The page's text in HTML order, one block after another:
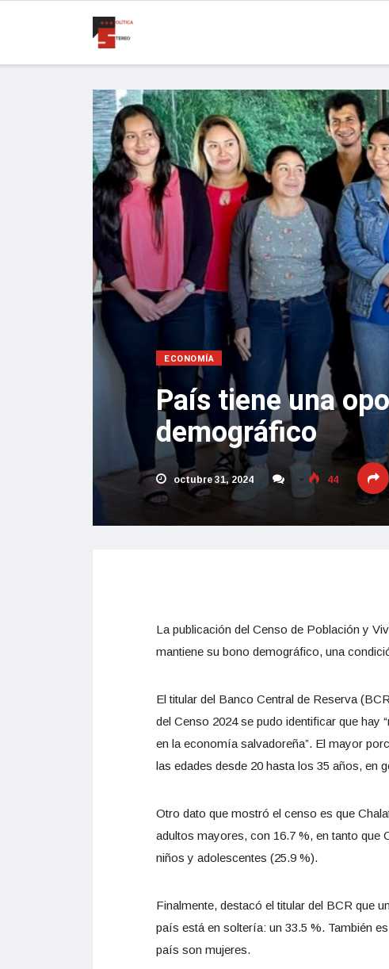
ECONOMÍA
País tiene una
demográfico
octubre 31, 2024 44
La publicación del Censo de Población y
mantiene su bono demográfico, una
El titular del Banco Central de Reserva
del Censo 2024 se pudo identificar que hay
en la economía salvadoreña”. El mayor
las edades desde 20 hasta los 35 años, en
Otro dato que mostró el censo es que
adultos mayores, con 16.7 %, en tanto que
niños y adolescentes (25.9 %).
Finalmente, destacó el titular del BCR que
país está en soltería: un 33.5 %. También
país son mujeres.